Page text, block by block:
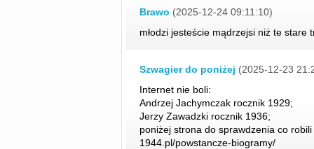
Brawo (2025-12-24 09:11:10)
młodzi jesteście mądrzejsi niż te stare
Szwagier do poniżej (2025-12-23
Internet nie boli:
Andrzej Jachymczak rocznik 1929;
Jerzy Zawadzki rocznik 1936;
poniżej strona do sprawdzenia co
1944.pl/powstancze-biogramy/